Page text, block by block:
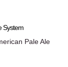
System
Pale Ale